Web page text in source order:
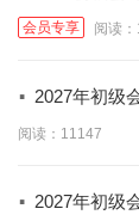
会员专享 阅读
· 2027年初级
阅读：11147
· 2027年初级